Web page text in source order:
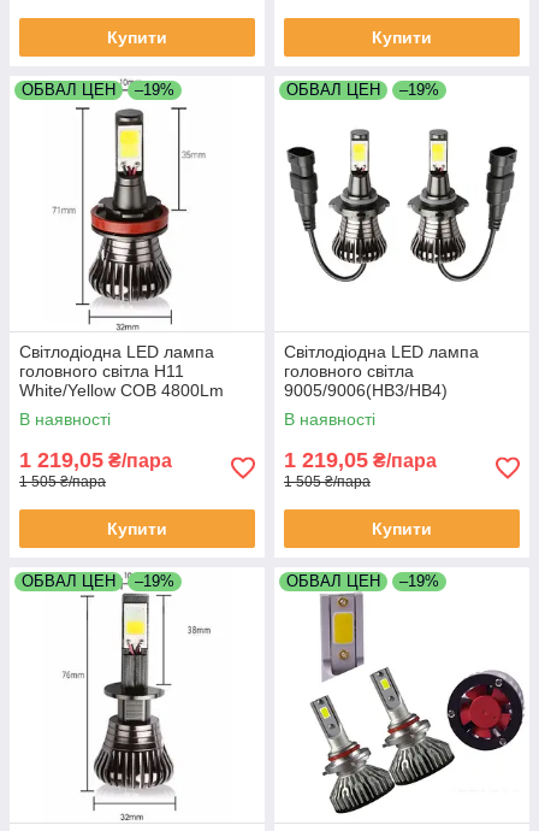
Купити Купити
ОБВАЛ ЦЕН –19%
Світлодіодна LED лампа
головного світла H11
White/Yellow COB 4800Lm
25Watt 6000K/4300K
В наявності
1 219,05 ₴/пара
1 505 ₴/пара
Купити
ОБВАЛ ЦЕН –19%
Світлодіодна LED лампа
головного світла
9005/9006(HB3/HB4)
White/Yellow COB 4800Lm
25Watt 6000K/4300K
В наявності
1 219,05 ₴/пара
1 505 ₴/пара
Купити
ОБВАЛ ЦЕН –19% ОБВАЛ ЦЕН –19%